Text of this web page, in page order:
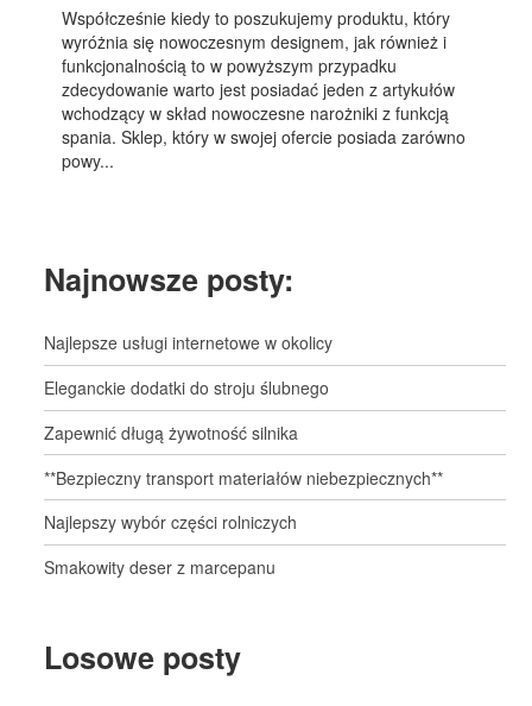
Współcześnie kiedy to poszukujemy produktu, który
wyróżnia się nowoczesnym designem, jak również i
funkcjonalnością to w powyższym przypadku
zdecydowanie warto jest posiadać jeden z artykułów
wchodzący w skład nowoczesne narożniki z funkcją
spania. Sklep, który w swojej ofercie posiada zarówno
powy...
Najnowsze posty:
Najlepsze usługi internetowe w okolicy
Eleganckie dodatki do stroju ślubnego
Zapewnić długą żywotność silnika
**Bezpieczny transport materiałów niebezpiecznych**
Najlepszy wybór części rolniczych
Smakowity deser z marcepanu
Losowe posty